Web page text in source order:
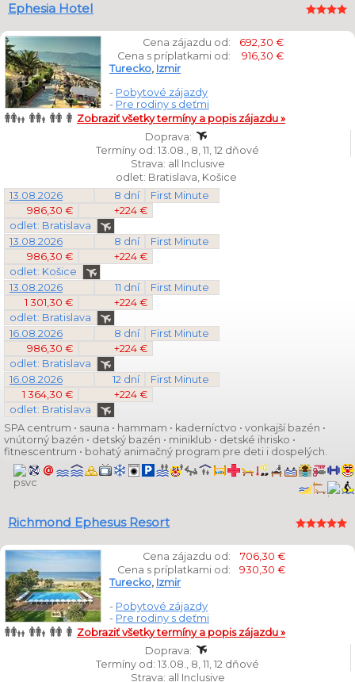
Ephesia Hotel
Cena zájazdu od:
692,30 €
Cena s príplatkami od:
916,30 €
Turecko, Izmir
- Pobytové zájazdy
- Pre rodiny s deťmi
Zobraziť všetky termíny a popis zájazdu »
Doprava:
Termíny od: 13.08., 8, 11, 12 dňové
Strava: all Inclusive
odlet: Bratislava, Košice
13.08.2026
8 dní
First Minute
986,30 €
+224 €
odlet: Bratislava
13.08.2026
8 dní
First Minute
986,30 €
+224 €
odlet: Košice
13.08.2026
11 dní
First Minute
1 301,30 €
+224 €
odlet: Bratislava
16.08.2026
8 dní
First Minute
986,30 €
+224 €
odlet: Bratislava
16.08.2026
12 dní
First Minute
1 364,30 €
+224 €
odlet: Bratislava
SPA centrum • sauna • hammam • kaderníctvo • vonkajší bazén •
vnútorný bazén • detský bazén • miniklub • detské ihrisko •
fitnescentrum • bohatý animačný program pre deti i dospelých.
Richmond Ephesus Resort
Cena zájazdu od:
706,30 €
Cena s príplatkami od:
930,30 €
Turecko, Izmir
- Pobytové zájazdy
- Pre rodiny s deťmi
Zobraziť všetky termíny a popis zájazdu »
Doprava:
Termíny od: 13.08., 8, 11, 12 dňové
Strava: all Inclusive